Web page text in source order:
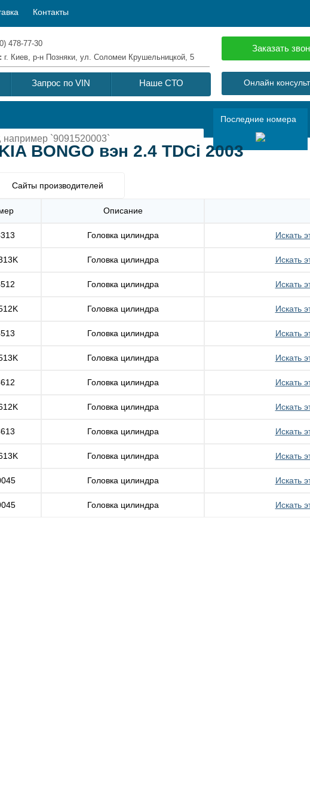
Контакты
478-77-30
г. Киев, р-н Позняки, ул. Соломеи Крушельницкой, 5
Запрос по VIN Наше СТО
Заказать
Онлайн
Последние номера
BONGO вэн 2.4 TDCi 2003
Сайты производителей
Описание
Головка цилиндра Искать
Головка цилиндра Искать
Головка цилиндра Искать
Головка цилиндра Искать
Головка цилиндра Искать
Головка цилиндра Искать
Головка цилиндра Искать
Головка цилиндра Искать
Головка цилиндра Искать
Головка цилиндра Искать
Головка цилиндра Искать
Головка цилиндра Искать